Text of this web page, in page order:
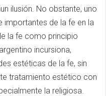
ilusión. No obstante, uno
importantes de la fe en la
la fe como principio
incursiona,
estéticas de la fe, sin
tratamiento estético con
la religiosa.